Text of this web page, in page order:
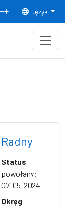
Normalny rozmiar czcionki
Rozmiar czcionki 150% Rozmiar
Język
Radny
Status
powołany:
07-05-2024
Okręg